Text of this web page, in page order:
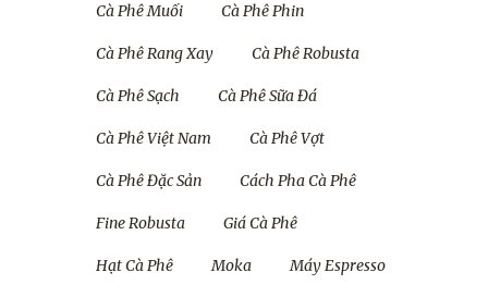
Cà Phê Muối Cà Phê Phin
Cà Phê Rang Xay Cà Phê Robusta
Cà Phê Sạch Cà Phê Sữa Đá
Cà Phê Việt Nam Cà Phê Vợt
Cà Phê Đặc Sản Cách Pha Cà Phê
Fine Robusta Giá Cà Phê
Hạt Cà Phê Moka Máy Espresso